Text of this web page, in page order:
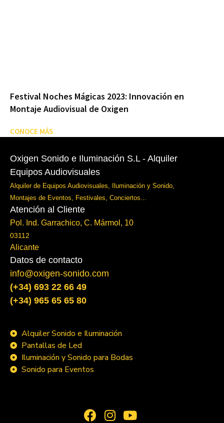
Festival Noches Mágicas 2023: Innovación en
Montaje Audiovisual de Oxigen
CONOCE MÁS
Oxigen Sonido e Iluminación S.L - Alquiler
Equipos Audiovisuales
Alquiler de Equipos Audiovisuales, Iluminación y Sonido,
Montajes de Eventos, Festivales, Conciertos...
Atención al Cliente
Pol. Ind. Garrachico, C. Mármol, 10
03112
Alicante
Datos de contacto
info@oxigen-sonido.com
(+34) 693 22 66 49
(+34) 965 65 65 80
Alquiler Sonido e Iluminación
Pantallas de Led
Iluminación y Sonido para Bodas
Sonido para Eventos